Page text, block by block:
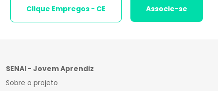
Clique Empregos - CE Associe-se
SENAI - Jovem Aprendiz
Sobre o projeto